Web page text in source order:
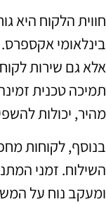
חווית הלקוח היא
בינלאומי
אלא גם שירות
תמיכה טכנית
מהיר, יכולות
בנוסף, לקוחות
השילוח. זמני
ומעקב נוח על